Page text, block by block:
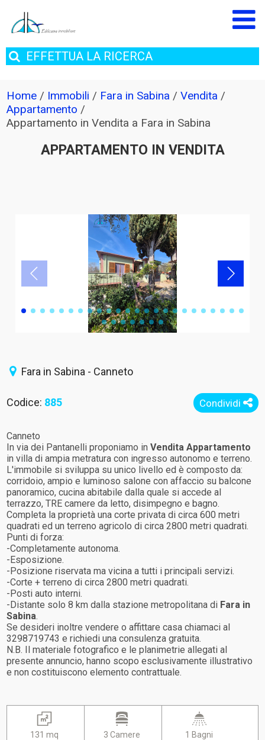
EFFETTUA LA RICERCA
Home / Immobili / Fara in Sabina /Vendita /
Appartamento /
Appartamento in Vendita a Fara in Sabina
APPARTAMENTO IN VENDITA
Fara in Sabina - Canneto
Condividi
Codice: 885
Canneto
In via dei Pantanelli proponiamo inVendita Appartamento
in villa di ampia metratura con ingresso autonomo e terreno.
L'immobile si sviluppa su unico livello ed è composto da:
corridoio, ampio e luminoso salone con affaccio su balcone
panoramico, cucina abitabile dalla quale si accede al
terrazzo, TRE camere da letto, disimpegno e bagno.
Completa la proprietà una corte privata di circa 600 metri
quadrati ed un terreno agricolo di circa 2800 metri quadrati.
Punti di forza:
-Completamente autonoma.
-Esposizione.
-Posizione riservata ma vicina a tutti i principali servizi.
-Corte + terreno di circa 2800 metri quadrati.
-Posti auto interni.
-Distante solo 8 km dalla stazione metropolitana di Fara in
Sabina.
Se desideri inoltre vendere o affittare casa chiamaci al
3298719743 e richiedi una consulenza gratuita.
N.B. Il materiale fotografico e le planimetrie allegati al
presente annuncio, hanno scopo esclusivamente illustrativo
e non costituiscono elemento contrattuale.
131 mq 3 Camere 1 Bagni